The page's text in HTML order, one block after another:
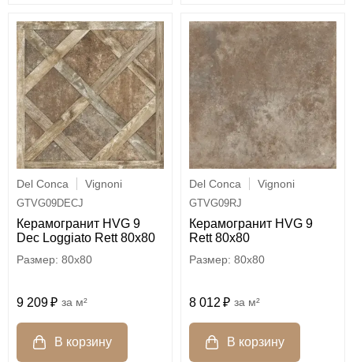
Del Conca Vignoni
GTVG09DECJ
Керамогранит HVG 9
Dec Loggiato Rett 80х80
80x80
9 209 м²
Del Conca Vignoni
GTVG09RJ
Керамогранит HVG 9
Rett 80х80
80x80
8 012 м²